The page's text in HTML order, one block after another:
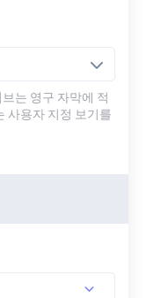
는 영구 자막에 적
사용자 지정 보기를